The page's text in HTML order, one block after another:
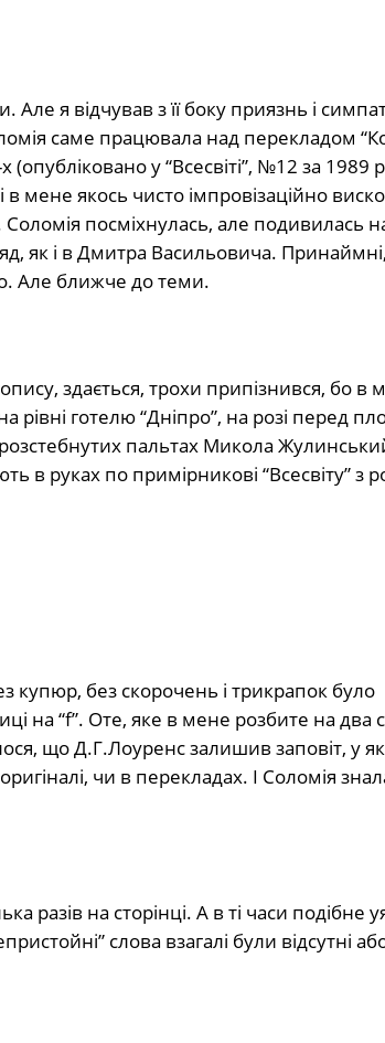
я відчував з її боку приязнь і
саме працювала над перекладом
у “Всесвіті”, №12 за 1989
мене якось чисто імпровізаційно
посміхнулась, але подивилась
як і в Дмитра Васильовича.
Але ближче до теми.
здається, трохи припізнився, бо в
рівні готелю “Дніпро”, на розі перед
розстебнутих пальтах Микола
в руках по примірникові “Всесвіту” з
купюр, без скорочень і трикрапок було
на “f”. Оте, яке в мене розбите на два
що Д.Г.Лоуренс залишив заповіт, у
чи в перекладах. І Соломія
разів на сторінці. А в ті часи подібне
слова взагалі були відсутні